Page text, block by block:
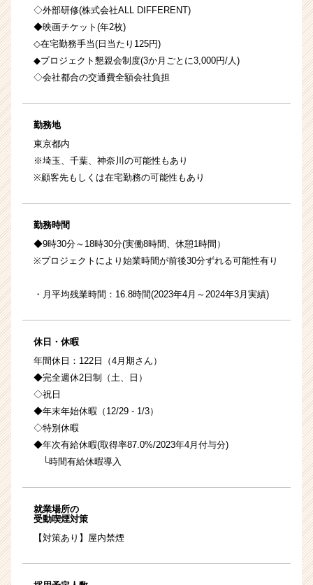
◇外部研修(株式会社ALL DIFFERENT)
◆映画チケット(年2枚)
◇在宅勤務手当(日当たり125円)
◆プロジェクト懇親会制度(3か月ごとに3,000円/人)
◇会社都合の交通費全額会社負担
勤務地
東京都内
※埼玉、千葉、神奈川の可能性もあり
※顧客先もしくは在宅勤務の可能性もあり
勤務時間
◆9時30分～18時30分(実働8時間、休憩1時間）
※プロジェクトにより始業時間が前後30分ずれる可能性有り
・月平均残業時間：16.8時間(2023年4月～2024年3月実績)
休日・休暇
年間休日：122日（4月期さん）
◆完全週休2日制（土、日）
◇祝日
◆年末年始休暇（12/29 - 1/3）
◇特別休暇
◆年次有給休暇(取得率87.0%/2023年4月付与分)
└時間有給休暇導入
就業場所の
受動喫煙対策
【対策あり】屋内禁煙